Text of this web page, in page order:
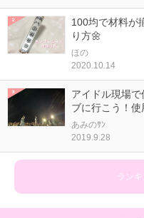
100均で材料が
り方🌼
ほの
2020.10.14
アイドル現場
ブに行こう！使
あみのｻﾝ
2019.9.28
ラン